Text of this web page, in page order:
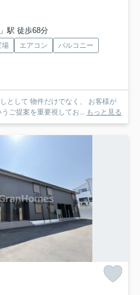
駅 徒歩68分
場 エアコン
バルコニー
として 物件だけでなく、 お客様が
ご提案を重要視してお... もっと見る